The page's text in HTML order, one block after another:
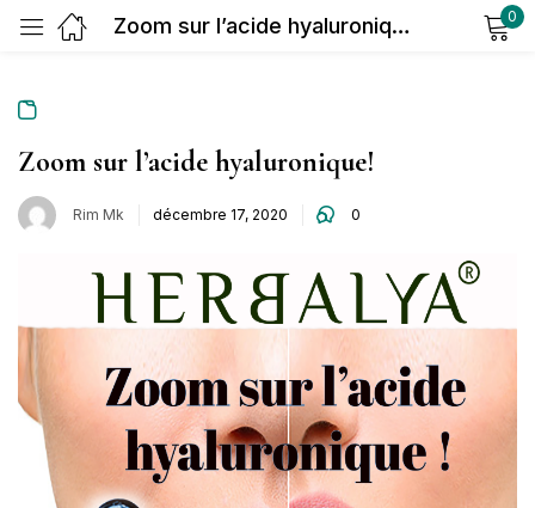
Zoom sur l’acide hyaluronique! 0
Zoom sur l’acide hyaluronique!
Rim Mk décembre 17, 2020 0
Remember me Lost password?
Log in
Create an account